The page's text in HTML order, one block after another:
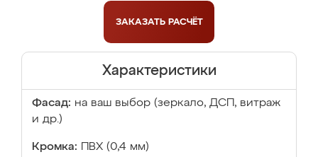
ЗАКАЗАТЬ РАСЧЁТ
Характеристики
Фасад: на ваш выбор (зеркало, ДСП, витраж
и др.)
Кромка: ПВХ (0,4 мм)